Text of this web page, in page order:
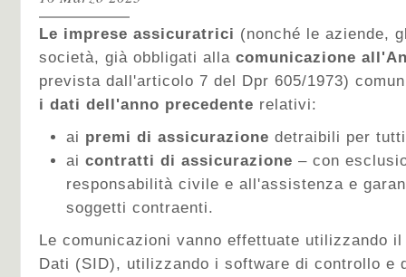
Le imprese assicuratrici (nonché le aziende,
società, già obbligati alla comunicazione
prevista dall'articolo 7 del Dpr 605/1973)
i dati dell'anno precedente relativi:
ai premi di assicurazione detraibili per
ai contratti di assicurazione – con
responsabilità civile e all'assistenza e
soggetti contraenti.
Le comunicazioni vanno effettuate utilizzando
Dati (SID), utilizzando i software di controllo e